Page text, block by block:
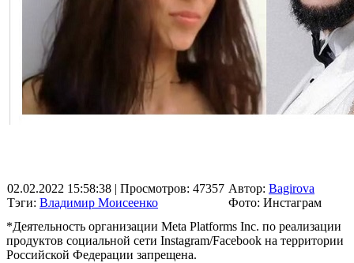
02.02.2022 15:58:38 | Просмотров: 47357
Тэги: Владимир Моисеенко
Автор: Bagirova
Фото: Инстаграм
*Деятельность организации Meta Platforms Inc. по реализации
продуктов социальной сети Instagram/Facebook на территории
Российской Федерации запрещена.